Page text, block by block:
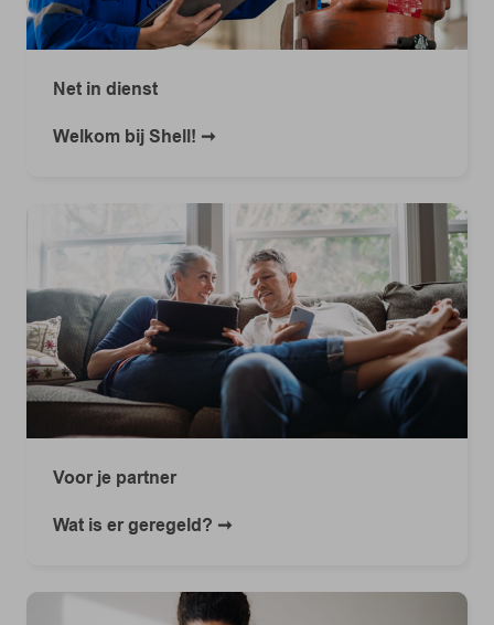
Net in dienst
Welkom bij Shell!
Voor je partner
Wat is er geregeld?